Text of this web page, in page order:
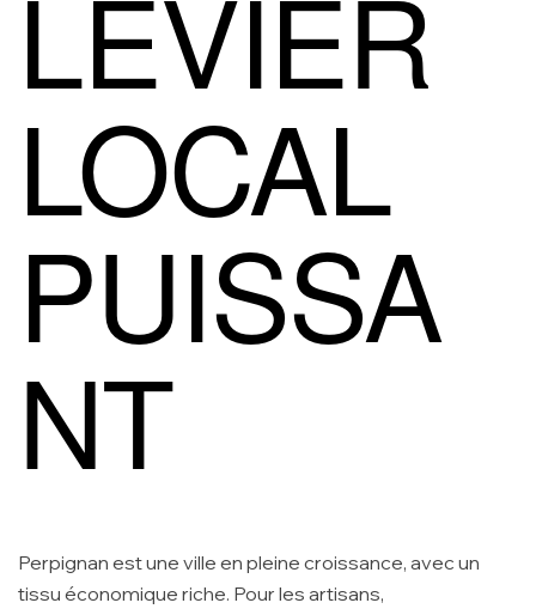
LEVIER
LOCAL
PUISSA
NT
Perpignan est une ville en pleine croissance, avec un
tissu économique riche. Pour les artisans,